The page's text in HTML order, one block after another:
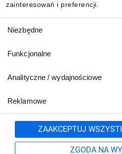
zainteresowań i preferencji.
zgody
Niezbędne
Funkcjonalne
Analityczne / wydajnościowe
Reklamowe
ZAAKCEPTUJ
ZGODA NA
801 500 700 lub
Formularz